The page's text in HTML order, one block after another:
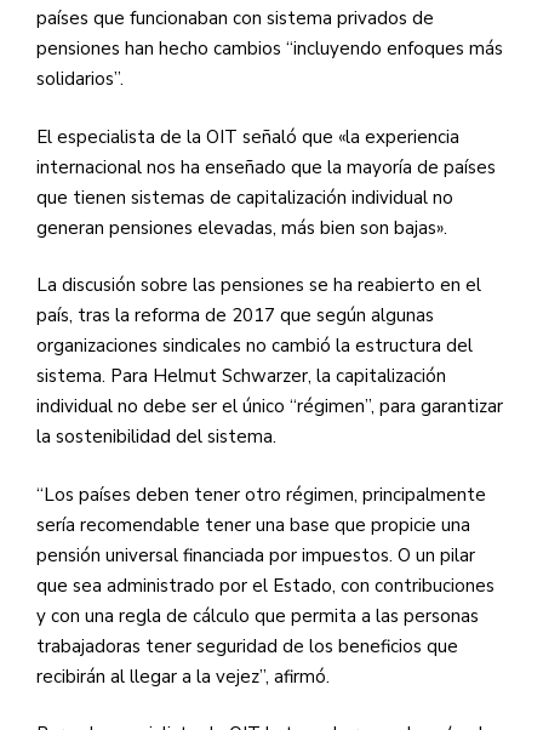
países que funcionaban con sistema privados de
pensiones han hecho cambios “incluyendo enfoques más
solidarios”.
El especialista de la OIT señaló que «la experiencia
internacional nos ha enseñado que la mayoría de países
que tienen sistemas de capitalización individual no
generan pensiones elevadas, más bien son bajas».
La discusión sobre las pensiones se ha reabierto en el
país, tras la reforma de 2017 que según algunas
organizaciones sindicales no cambió la estructura del
sistema. Para Helmut Schwarzer, la capitalización
individual no debe ser el único “régimen”, para garantizar
la sostenibilidad del sistema.
“Los países deben tener otro régimen, principalmente
sería recomendable tener una base que propicie una
pensión universal financiada por impuestos. O un pilar
que sea administrado por el Estado, con contribuciones
y con una regla de cálculo que permita a las personas
trabajadoras tener seguridad de los beneficios que
recibirán al llegar a la vejez”, afirmó.